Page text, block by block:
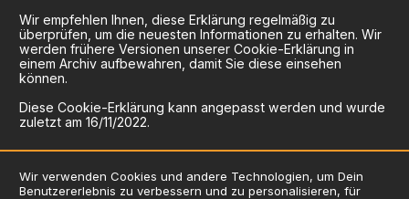
Wir empfehlen Ihnen, diese Erklärung regelmäßig zu
überprüfen, um die neuesten Informationen zu erhalten. Wir
werden frühere Versionen unserer Cookie-Erklärung in
einem Archiv aufbewahren, damit Sie diese einsehen
können.
Diese Cookie-Erklärung kann angepasst werden und wurde
zuletzt am 16/11/2022.
Wir verwenden Cookies und andere Technologien, um Dein
Benutzererlebnis zu verbessern und zu personalisieren, für